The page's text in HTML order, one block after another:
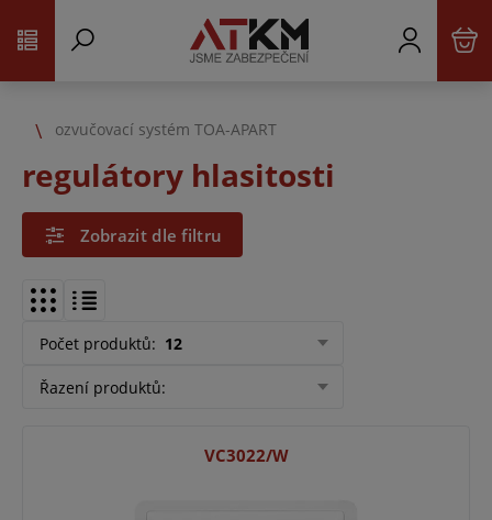
ozvučovací systém TOA-APART
regulátory hlasitosti
Zobrazit dle filtru
Počet produktů: 12
Řazení produktů:
VC3022/W